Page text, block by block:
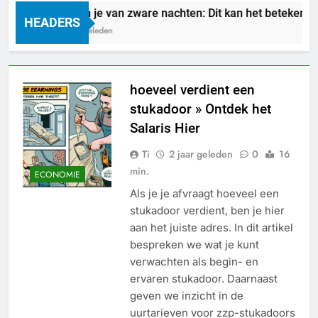
HEADERS
Droom je van zware nachten: Dit kan het betekenen
1 Dag Geleden
ECONOMIE
hoeveel verdient een
stukadoor » Ontdek het
Salaris Hier
Ti 2 jaar geleden 0
16
min.
Als je je afvraagt hoeveel een
stukadoor verdient, ben je hier
aan het juiste adres. In dit artikel
bespreken we wat je kunt
verwachten als begin- en
ervaren stukadoor. Daarnaast
geven we inzicht in de
uurtarieven voor zzp-stukadoors